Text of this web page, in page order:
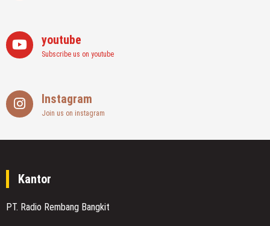
youtube
Subscribe us on youtube
Instagram
Join us on instagram
Kantor
PT. Radio Rembang Bangkit